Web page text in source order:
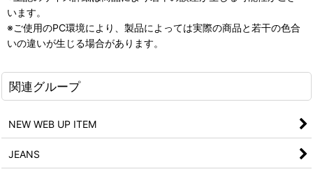
います。
※ご使用のPC環境により、製品によっては実際の商品と若干の色合
いの違いが生じる場合があります。
関連グループ
NEW WEB UP ITEM
JEANS